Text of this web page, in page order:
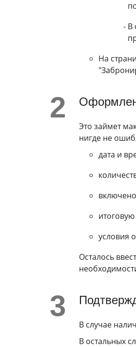
В
На
Это займет
нигде не
дата и
условия
Осталось
В случае
В остальных